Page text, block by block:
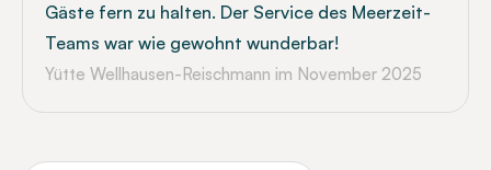
Gäste fern zu halten. Der Service des Meerzeit-
Teams war wie gewohnt wunderbar!
Yütte Wellhausen-Reischmann im November 2025